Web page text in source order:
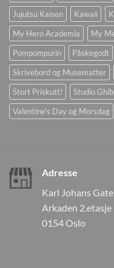
Jujutsu Kaisen
Kawaii
My Hero Academia
My
Pompompurin
Påskegodt
Skrivebord og Musematter
Stort Priskutt!
Studio
Valentine's Day og Morsdag
Adresse
Karl Johans
Arkaden 2.etasje
0154 Oslo